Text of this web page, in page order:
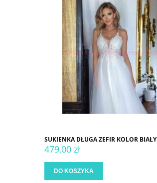
SUKIENKA DŁUGA ZEFIR KOLOR BIAŁY
479,00 zł
DO KOSZYKA